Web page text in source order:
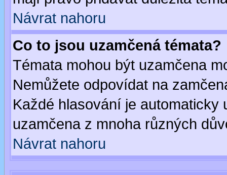
Návrat nahoru
Co to jsou uzamčená témata?
Témata mohou být uzamčena
Nemůžete odpovídat na
Každé hlasování je automaticky
uzamčena z mnoha různých
Návrat nahoru